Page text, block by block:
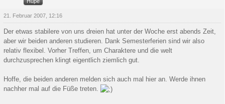
21. Februar 2007, 12:16
Der etwas stabilere von uns dreien hat unter der Woche erst abends Zeit,
aber wir beiden anderen studieren. Dank Semesterferien sind wir also
relativ flexibel. Vorher Treffen, um Charaktere und die welt
durchzusprechen klingt eigentlich ziemlich gut.
Hoffe, die beiden anderen melden sich auch mal hier an. Werde ihnen
nachher mal auf die Füße treten.